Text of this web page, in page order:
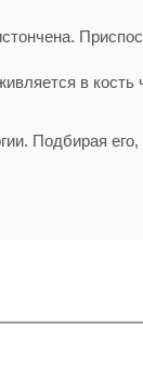
в кость
Подбирая